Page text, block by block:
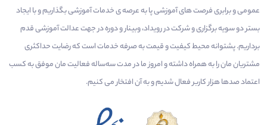
عمومی و برابری فرصت های آموزشی پا به عرصه ی خدمات آموزشی بگذاریم و با ایجاد
بستر دو سویه برگزاری و شرکت در رویداد، وبینار و دوره در جهت عدالت آموزشی قدم
برداریم. پشتوانه محیط کیفیت و قیمت به صرفه خدمات است که رضایت حداکثری
مشتریان مان را به همراه داشته و امروز ما در مدت سه‌ساله فعالیت مان موفق به کسب
اعتماد صدها هزار کاربر فعال شدیم و به آن افتخار می‌ کنیم.